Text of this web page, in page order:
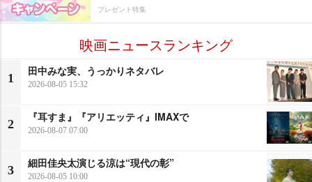
プレゼント特集
映画ニュースランキング
1
田中みな実、うっかりネタバレ
2026-08-05 15:32
2
『耳すま』『アリエッティ』IMAXで
2026-08-07 07:00
3
細田佳央太演じる涼は“現代の彰”
2026-08-05 10:00